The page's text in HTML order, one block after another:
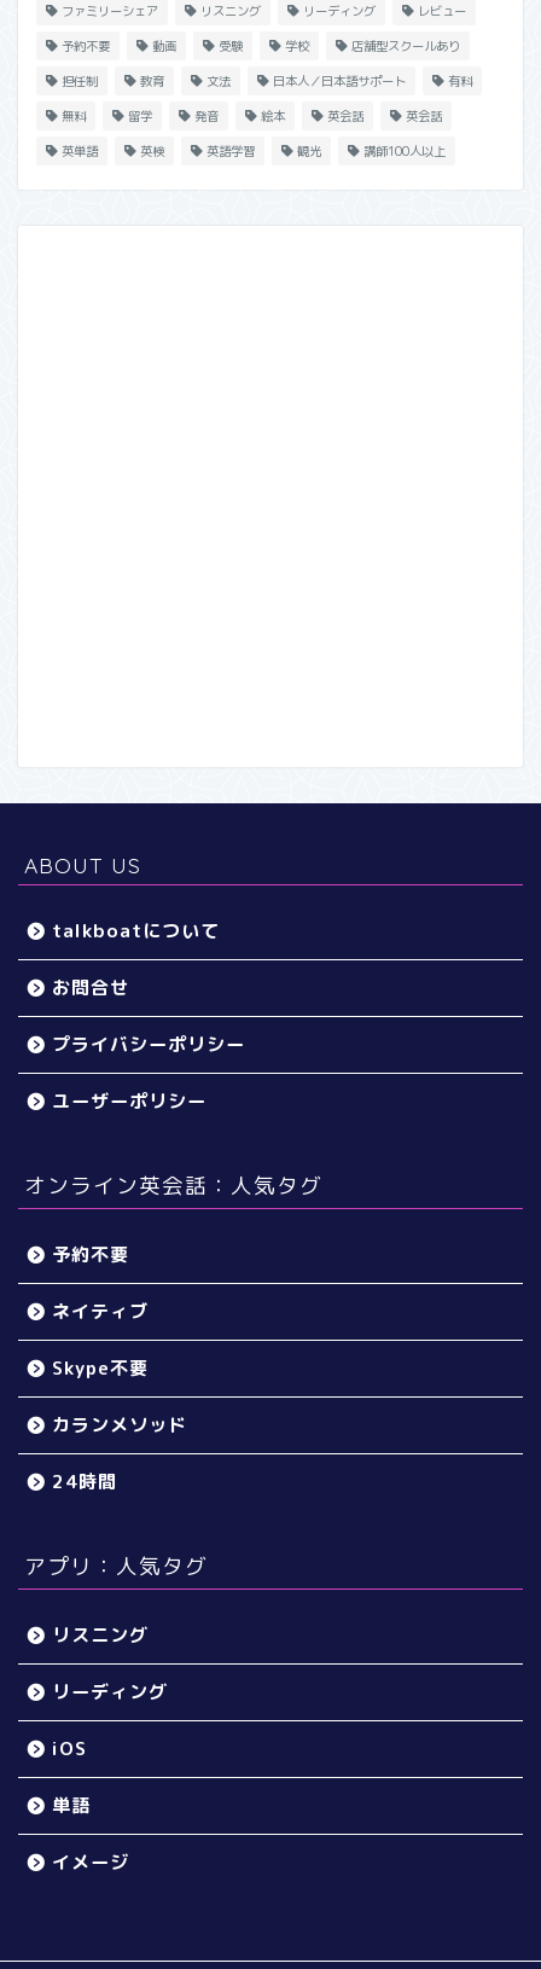
ファミリーシェア リスニング リーディング レビュー
予約不要 動画 受験 学校 店舗型スクールあり
担任制 教育 文法 日本人／日本語サポート 有料
無料 留学 発音 絵本 英会話 英会話
英単語 英検 英語学習 観光 講師100人以上
ABOUT US
talkboatについて
お問合せ
プライバシーポリシー
ユーザーポリシー
オンライン英会話：人気タグ
予約不要
ネイティブ
Skype不要
カランメソッド
24時間
アプリ：人気タグ
リスニング
リーディング
iOS
単語
イメージ